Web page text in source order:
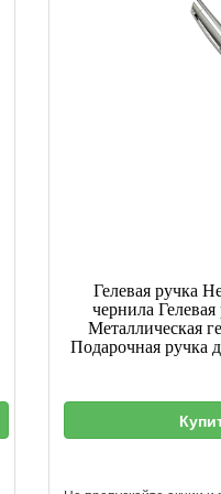
Гелевая ручка
чернила
Металлическая
Подарочная ручка